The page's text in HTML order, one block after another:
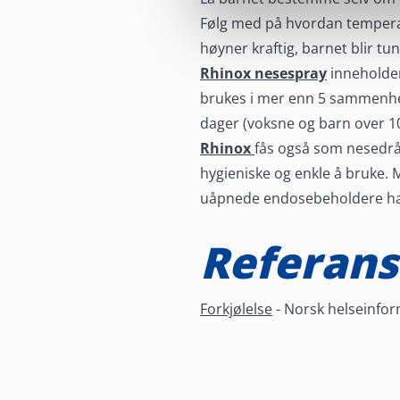
Følg med på hvordan
høyner kraftig, barnet blir
Rhinox nesespray
brukes i mer enn 5
dager (voksne og barn over
Rhinoxfås også som
hygieniske og enkle å bruke.
uåpnede endosebeholdere
Forkjølelse- Norsk